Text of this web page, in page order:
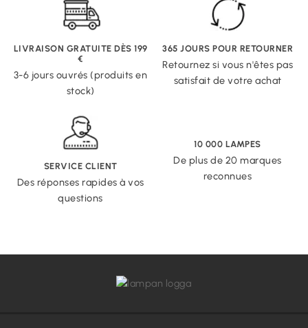
LIVRAISON GRATUITE DÈS 199
€
3-6 jours ouvrés (produits en
stock)
365 JOURS POUR RETOURNER
Retournez si vous n'êtes pas
satisfait de votre achat
SERVICE CLIENT
Des réponses rapides à vos
questions
10 000 LAMPES
De plus de 20 marques
reconnues